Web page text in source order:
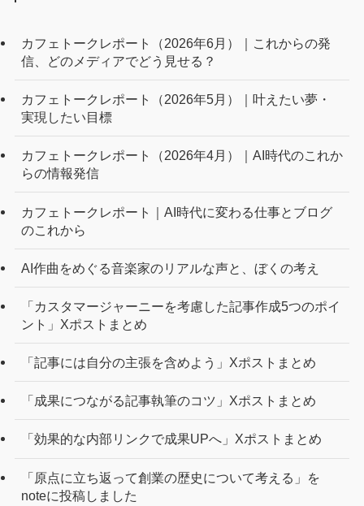
カフェトークレポート（2026年6月）｜これからの発
信、どのメディアでどう見せる？
カフェトークレポート（2026年5月）｜叶えたい夢・
実現したい目標
カフェトークレポート（2026年4月）｜AI時代のこれか
らの情報発信
カフェトークレポート｜AI時代に変わる仕事とブログ
のこれから
AI作曲をめぐる音楽家のリアルな声と、ぼくの考え
「カスタマージャーニーを考慮した記事作成5つのポイ
ント」Xポストまとめ
「記事には自分の主張を含めよう」Xポストまとめ
「成果につながる記事執筆のコツ」Xポストまとめ
「効果的な内部リンクで成果UPへ」Xポストまとめ
「原点に立ち返って創業の歴史について考える」を
noteに投稿しました